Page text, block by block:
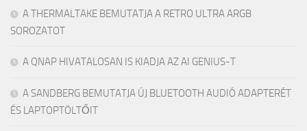
A THERMALTAKE BEMUTATJA A RETRO ULTRA ARGB
SOROZATOT
A QNAP HIVATALOSAN IS KIADJA AZ AI GENIUS-T
A SANDBERG BEMUTATJA ÚJ BLUETOOTH AUDIÓ ADAPTERÉT
ÉS LAPTOPTÖLTŐIT